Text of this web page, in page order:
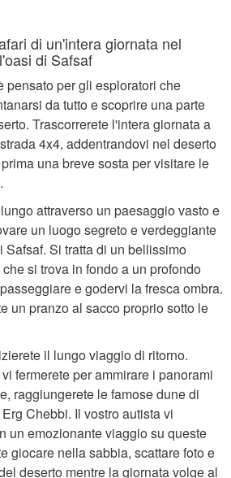
di un'intera giornata nel
di Safsaf
pensato per gli esploratori che
da tutto e scoprire una parte
Trascorrerete l'intera giornata a
4x4, addentrandovi nel deserto
una breve sosta per visitare le
attraverso un paesaggio vasto e
un luogo segreto e verdeggiante
Safsaf. Si tratta di un bellissimo
si trova in fondo a un profondo
e godervi la fresca ombra.
un pranzo al sacco proprio sotto le
il lungo viaggio di ritorno.
fermerete per ammirare i panorami
raggiungerete le famose dune di
Chebbi. Il vostro autista vi
un emozionante viaggio su queste
giocare nella sabbia, scattare foto e
deserto mentre la giornata volge al